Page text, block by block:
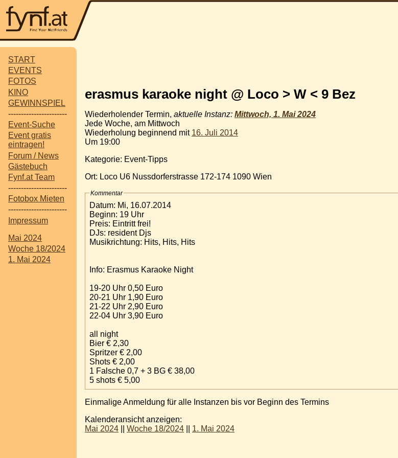
START
EVENTS
FOTOS
KINO
GEWINNSPIEL
-----------------------
Event-Suche
Event gratis
eintragen!
Forum / News
Gästebuch
Fynf.at Team
-----------------------
Fotobox Mieten
-----------------------
Impressum
Mai 2024
Woche 18/2024
1. Mai 2024
erasmus karaoke night @ Loco > W < 9 Bez
Wiederholender Termin, aktuelle Instanz: Mittwoch, 1. Mai 2024
Jede Woche, am Mittwoch
Wiederholung beginnend mit 16. Juli 2014
Um 19:00
Kategorie: Event-Tipps
Ort: Loco U6 Nussdorferstrasse 172-174 1090 Wien
Kommentar
Datum: Mi, 16.07.2014
Beginn: 19 Uhr
Preis: Eintritt frei!
DJs: resident Djs
Musikrichtung: Hits, Hits, Hits
Info: Erasmus Karaoke Night
19-20 Uhr 0,50 Euro
20-21 Uhr 1,90 Euro
21-22 Uhr 2,90 Euro
22-04 Uhr 3,90 Euro
all night
Bier € 2,30
Spritzer € 2,00
Shots € 2,00
1 Falsche 0,7 + 3 BG € 38,00
5 shots € 5,00
Einmalige Anmeldung für alle Instanzen bis vor Beginn des Termins
Kalenderansicht anzeigen:
Mai 2024
Woche 18/2024 1. Mai 2024